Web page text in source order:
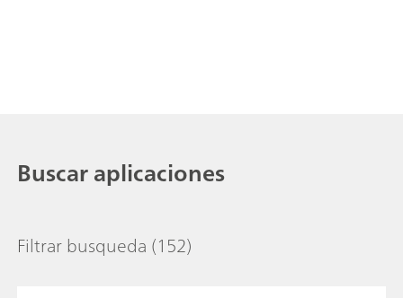
Buscar aplicaciones
Filtrar busqueda (152)